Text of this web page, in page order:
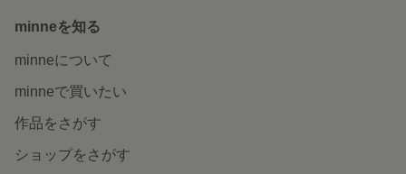
minneを知る
minneについて
minneで買いたい
作品をさがす
ショップをさがす